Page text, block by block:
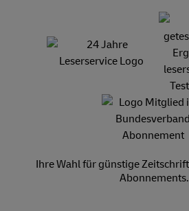
Ihre Wahl für günstige
Abonnements.